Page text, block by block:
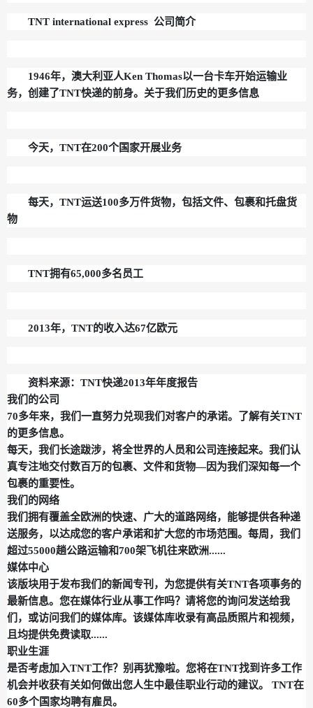
TNT international express 公司简介
1946年，澳大利亚人Ken Thomas以一台卡车开始运输业
务，创建了TNT快递的前身。关于我们历史的更多信息
今天，TNT在200个国家开展业务
每天，TNT运送100多万件货物，包括文件、包裹和托盘货
物
TNT拥有65,000多名员工
2013年，TNT的收入达67亿欧元
资料来源：TNT快递2013年年度报告
我们的公司
70多年来，我们一直努力兑现我们对客户的承诺。了解有关TNT
的更多信息。
每天，我们长途跋涉，将全世界的人员和公司连接起来。我们认
真专注地交付数百万的包裹、文件和货物—因为我们深知每一个
包裹的重要性。
我们的网络
我们拥有覆盖全欧洲的快速、广大的道路网络，能够提供各种递
送服务，以达成您的客户承诺和扩大您的市场范围。每周，我们
超过55000趟公路运输和700架飞机往来欧洲......
媒体中心
该版块用于发布我们的新闻专刊，为您提供有关TNT各项事务的
最新信息。您在媒体行业从事工作吗？请将您的询问发送给我
们，或访问我们的媒体库。该媒体库收录有高品质照片和视频，
且均提供免费读取......
职业生涯
是否考虑加入TNT工作？别再犹豫啦。您将在TNT找到许多工作
机会并收获有关如何做出您人生中最佳职业行动的建议。 TNT在
60多个国家均聘有雇员。